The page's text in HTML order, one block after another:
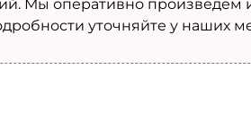
Мы оперативно произведем
уточняйте у наших